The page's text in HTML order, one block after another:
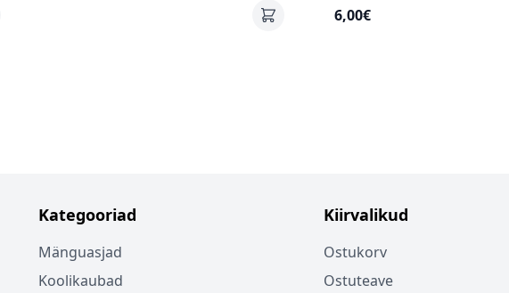
6,00€
Kategooriad
Mänguasjad
Koolikaubad
Kiirvalikud
Ostukorv
Ostuteave